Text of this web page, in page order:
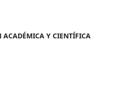
ACADÉMICA Y CIENTÍFICA